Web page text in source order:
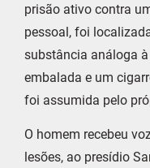
prisão ativo contra
pessoal, foi
substância análoga
embalada e um
foi assumida pelo
O homem recebeu
lesões, ao presídio